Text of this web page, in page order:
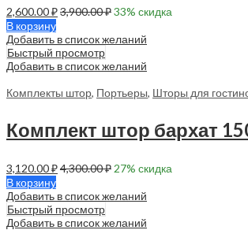
2,600.00₽3,900.00₽33% скидка
В корзину
Добавить в список желаний
Быстрый просмотр
Добавить в список желаний
Комплекты штор, Портьеры, Шторы для
3,120.00₽4,300.00₽ 27% скидка
В корзину
Добавить в список желаний
Быстрый просмотр
Добавить в список желаний